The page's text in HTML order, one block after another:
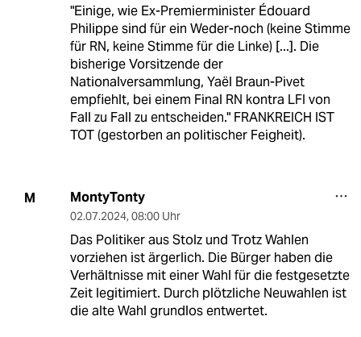
"Einige, wie Ex-Premierminister Édouard
Philippe sind für ein Weder-noch (keine Stimme
für RN, keine Stimme für die Linke) [...]. Die
bisherige Vorsitzende der
Nationalversammlung, Yaël Braun-Pivet
empfiehlt, bei einem Final RN kontra LFI von
Fall zu Fall zu entscheiden." FRANKREICH IST
TOT (gestorben an politischer Feigheit).
M MontyTonty
02.07.2024, 08:00 Uhr
Das Politiker aus Stolz und Trotz Wahlen
vorziehen ist ärgerlich. Die Bürger haben die
Verhältnisse mit einer Wahl für die festgesetzte
Zeit legitimiert. Durch plötzliche Neuwahlen ist
die alte Wahl grundlos entwertet.